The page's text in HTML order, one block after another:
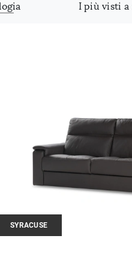
I più visti a
SYRACUSE